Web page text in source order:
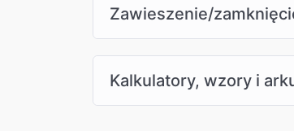
Zawieszenie/
Kalkulatory, wzory i